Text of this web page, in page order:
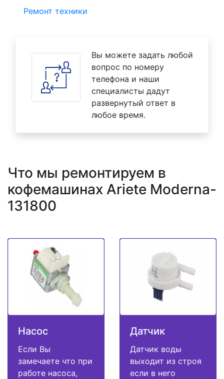
Ремонт техники
Вы можете задать любой
вопрос по номеру
телефона и наши
специалисты дадут
развернутый ответ в
любое время.
Что мы ремонтируем в
кофемашинах Ariete Moderna-
131800
Насос
Если Вы
замечаете что при
работе насоса,
Датчик
Датчик воды
выходит из строя
если в него